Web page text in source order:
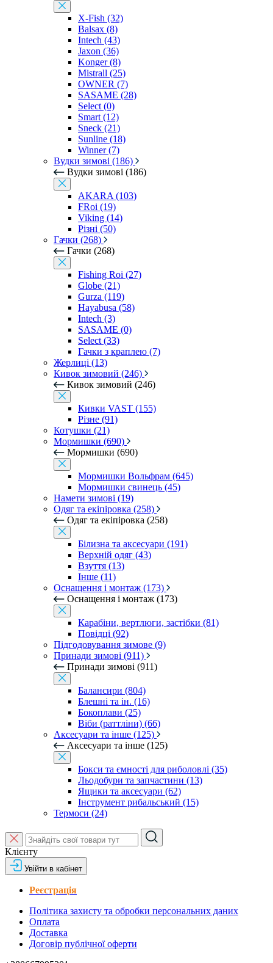
X-Fish (32)
Balsax (8)
Intech (43)
Jaxon (36)
Konger (8)
Mistrall (25)
OWNER (7)
SASAME (28)
Select (0)
Smart (12)
Sneck (21)
Sunline (18)
Winner (7)
Вудки зимові (186)
Вудки зимові (186)
AKARA (103)
FRoi (19)
Viking (14)
Різні (50)
Гачки (268)
Гачки (268)
Fishing Roi (27)
Globe (21)
Gurza (119)
Hayabusa (58)
Intech (3)
SASAME (0)
Select (33)
Гачки з краплею (7)
Жерлиці (13)
Кивок зимовий (246)
Кивок зимовий (246)
Кивки VAST (155)
Різне (91)
Котушки (21)
Мормишки (690)
Мормишки (690)
Мормишки Вольфрам (645)
Мормишки свинець (45)
Намети зимові (19)
Одяг та екіпіровка (258)
Одяг та екіпіровка (258)
Білизна та аксесуари (191)
Верхній одяг (43)
Взуття (13)
Інше (11)
Оснащення і монтаж (173)
Оснащення і монтаж (173)
Карабіни, вертлюги, застібки (81)
Повідці (92)
Підгодовування зимове (9)
Принади зимові (911)
Принади зимові (911)
Балансири (804)
Блешні та ін. (16)
Бокоплави (25)
Віби (раттліни) (66)
Аксесуари та інше (125)
Аксесуари та інше (125)
Бокси та ємності для риболовлі (35)
Льодобури та запчастини (13)
Ящики та аксесуари (62)
Інструмент рибальський (15)
Термоси (24)
Клієнту
Увійти в кабінет
Реєстрація
Політика захисту та обробки персональних даних
Оплата
Доставка
Договір публічної оферти